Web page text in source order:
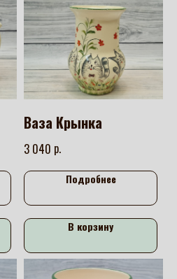
Ваза Крынка
3 040 р.
Подробнее
В корзину